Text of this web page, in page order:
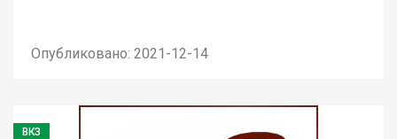
Опубликовано: 2021-12-14
ВКЗ